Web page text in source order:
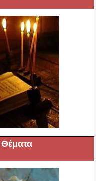
Θέματα